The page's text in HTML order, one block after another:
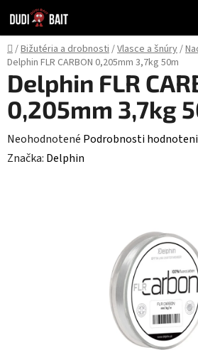
na
obsah
Domov
/Bižutéria a drobnosti/Vlasce a šnúry/
Delphin FLR CARBON 0,205mm 3,7kg 50m
Delphin FLR
0,205mm 3,7kg
Priemerné
hodnotenie
Neohodnotené Podrobnosti
Značka: Delphin